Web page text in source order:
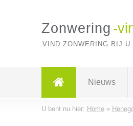
Zonwering -
VIND ZONWERING BIJ U
Nieuws
U bent nu hier: Home»